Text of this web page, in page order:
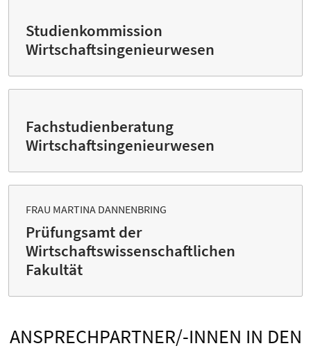
Studienkommission
Wirtschaftsingenieurwesen
Fachstudienberatung
Wirtschaftsingenieurwesen
FRAU MARTINA DANNENBRING
Prüfungsamt der
Wirtschaftswissenschaftlichen
Fakultät
ANSPRECHPARTNER/-INNEN IN DEN